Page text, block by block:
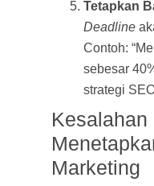
Tetapkan
Deadline
Contoh:
sebesar
strategi
Kesalahan
Marketing